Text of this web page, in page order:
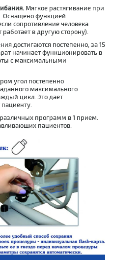
Мягкое растягивание при
Оснащено функцией
сопротивление человека
в другую сторону).
достигаются постепенно, за 15
начинает функционировать в
с максимальными
угол постепенно
максимального
цикл. Это дает
программ в 1 прием.
пациентов.